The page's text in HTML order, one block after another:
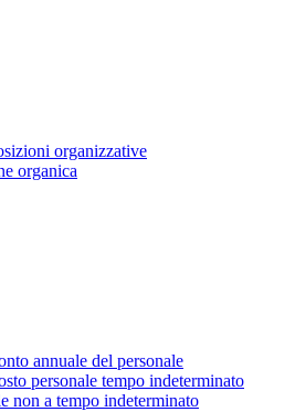
organizzative
organica
annuale del personale
personale tempo indeterminato
non a tempo indeterminato